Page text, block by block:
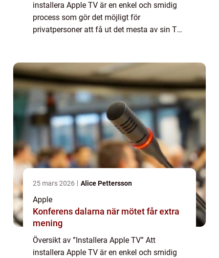
installera Apple TV är en enkel och smidig
process som gör det möjligt för
privatpersoner att få ut det mesta av sin TV-
25 mars 2026 Alice Pettersson
Apple
Konferens dalarna när mötet får extra
mening
Översikt av ”Installera Apple TV” Att
installera Apple TV är en enkel och smidig